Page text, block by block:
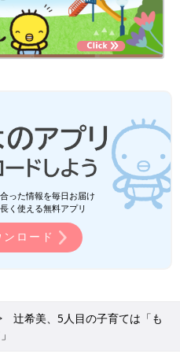
った情報を毎日お届け
く使える無料アプリ
ロード
辻希美、5人目の子育ては「も